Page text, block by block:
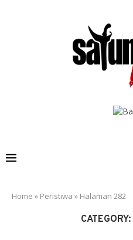
Home » Peristiwa » Halaman 282
CATEGORY: